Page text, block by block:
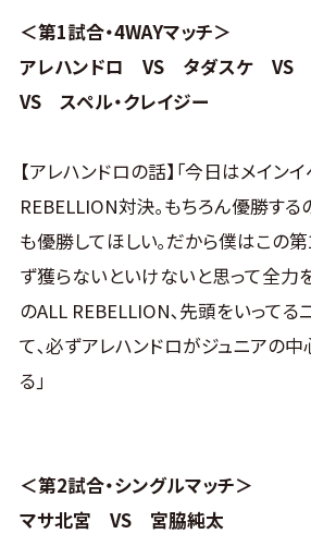
＜第1試合・4WAYマッチ＞
アレハンドロ VS タダスケ VS
VS スペル・クレイジー
【アレハンドロの話】｢今日はメイン
REBELLION対決｡もちろん優勝す
も優勝してほしい｡だから僕はこの
ず獲らないといけないと思って全力
のALL REBELLION､先頭をいってる
て､必ずアレハンドロがジュニアの中
る｣
＜第2試合・シングルマッチ＞
マサ北宮 VS 宮脇純太